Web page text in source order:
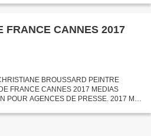
DE FRANCE CANNES 2017
BROUSSARD PEINTRE
FRANCE CANNES 2017 MEDIAS
POUR AGENCES DE PRESSE. 2017 Mai
Les...